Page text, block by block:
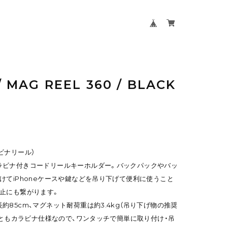
MAG REEL 360 / BLACK
リール）
ナ付きコードリールキーホルダー。バックパックやバッ
てiPhoneケースや鍵などを吊り下げて便利に使うこと
にも繋がります。
85cm、マグネット耐荷重は約3.4kg（吊り下げ物の推奨
もカラビナ仕様なので、ワンタッチで簡単に取り付け・吊